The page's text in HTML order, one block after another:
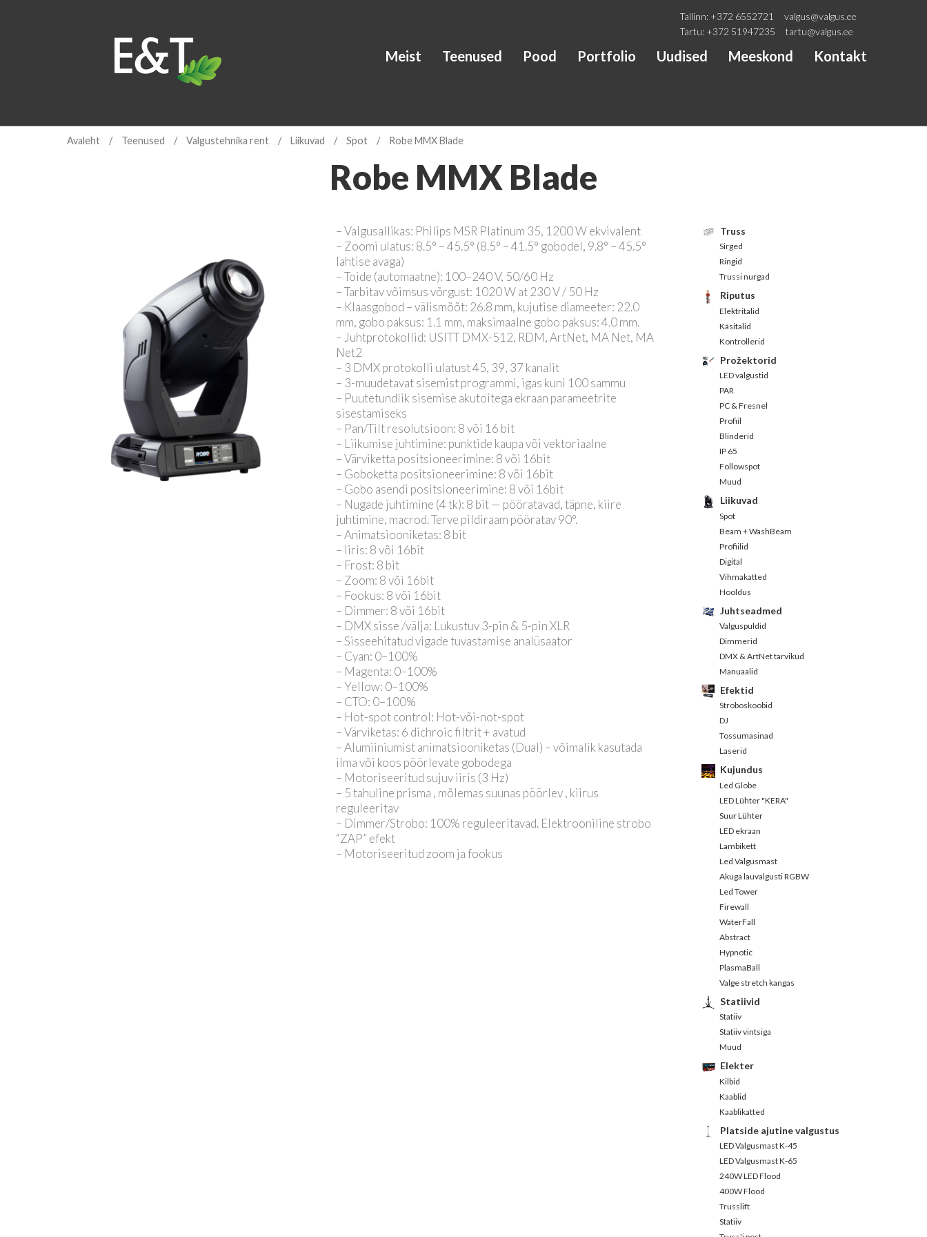
Tallinn: +372 6552721
valgus@valgus.ee
Tartu: +372 51947235 tartu@valgus.ee
Meist Teenused Pood Portfolio Uudised Meeskond Kontakt
Avaleht / Teenused / Valgustehnika rent / Liikuvad / Spot / Robe MMX Blade
Robe MMX Blade
– Valgusallikas: Philips MSR Platinum 35, 1200 W ekvivalent
– Zoomi ulatus: 8.5° – 45.5° (8.5° – 41.5° gobodel, 9.8° – 45.5°
lahtise avaga)
– Toide (automaatne): 100–240 V, 50/60 Hz
– Tarbitav võimsus võrgust: 1020 W at 230 V / 50 Hz
– Klaasgobod – välismõõt: 26.8 mm, kujutise diameeter: 22.0
mm, gobo paksus: 1.1 mm, maksimaalne gobo paksus: 4.0 mm.
– Juhtprotokollid: USITT DMX-512, RDM, ArtNet, MA Net, MA
Net2
– 3 DMX protokolli ulatust 45, 39, 37 kanalit
– 3-muudetavat sisemist programmi, igas kuni 100 sammu
– Puutetundlik sisemise akutoitega ekraan parameetrite
sisestamiseks
– Pan/Tilt resolutsioon: 8 või 16 bit
– Liikumise juhtimine: punktide kaupa või vektoriaalne
– Värviketta positsioneerimine: 8 või 16bit
– Goboketta positsioneerimine: 8 või 16bit
– Gobo asendi positsioneerimine: 8 või 16bit
– Nugade juhtimine (4 tk): 8 bit — pööratavad, täpne, kiire
juhtimine, macrod. Terve pildiraam pööratav 90°.
– Animatsiooniketas: 8 bit
– Iiris: 8 või 16bit
– Frost: 8 bit
– Zoom: 8 või 16bit
– Fookus: 8 või 16bit
– Dimmer: 8 või 16bit
– DMX sisse /välja: Lukustuv 3-pin & 5-pin XLR
– Sisseehitatud vigade tuvastamise analüsaator
– Cyan: 0–100%
– Magenta: 0–100%
– Yellow: 0–100%
– CTO: 0–100%
– Hot-spot control: Hot-või-not-spot
– Värviketas: 6 dichroic filtrit + avatud
– Alumiiniumist animatsiooniketas (Dual) – võimalik kasutada
ilma või koos pöörlevate gobodega
– Motoriseeritud sujuv iiris (3 Hz)
– 5 tahuline prisma , mõlemas suunas pöörlev , kiirus
reguleeritav
– Dimmer/Strobo: 100% reguleeritavad. Elektrooniline strobo
“ZAP” efekt
– Motoriseeritud zoom ja fookus
Truss
Sirged
Ringid
Trussi nurgad
Riputus
Elektritalid
Käsitalid
Kontrollerid
Prožektorid
LED valgustid
PAR
PC & Fresnel
Profiil
Blinderid
IP 65
Followspot
Muud
Liikuvad
Spot
Beam + WashBeam
Profiilid
Digital
Vihmakatted
Hooldus
Juhtseadmed
Valguspuldid
Dimmerid
DMX & ArtNet tarvikud
Manuaalid
Efektid
Stroboskoobid
DJ
Tossumasinad
Laserid
Kujundus
Led Globe
LED Lühter "KERA"
Suur Lühter
LED ekraan
Lambikett
Led Valgusmast
Akuga lauvalgusti RGBW
Led Tower
Firewall
WaterFall
Abstract
Hypnotic
PlasmaBall
Valge stretch kangas
Statiivid
Statiiv
Statiiv vintsiga
Muud
Elekter
Kilbid
Kaablid
Kaablikatted
Platside ajutine valgustus
LED Valgusmast K-45
LED Valgusmast K-65
240W LED Flood
400W Flood
Trusslift
Statiiv